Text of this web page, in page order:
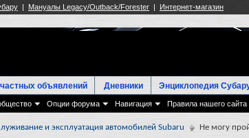
Опции форума Навигация Правила нашего сайта
объявлений Дневники Энциклопедия
и эксплуатация автомобилей Subaru Не могу